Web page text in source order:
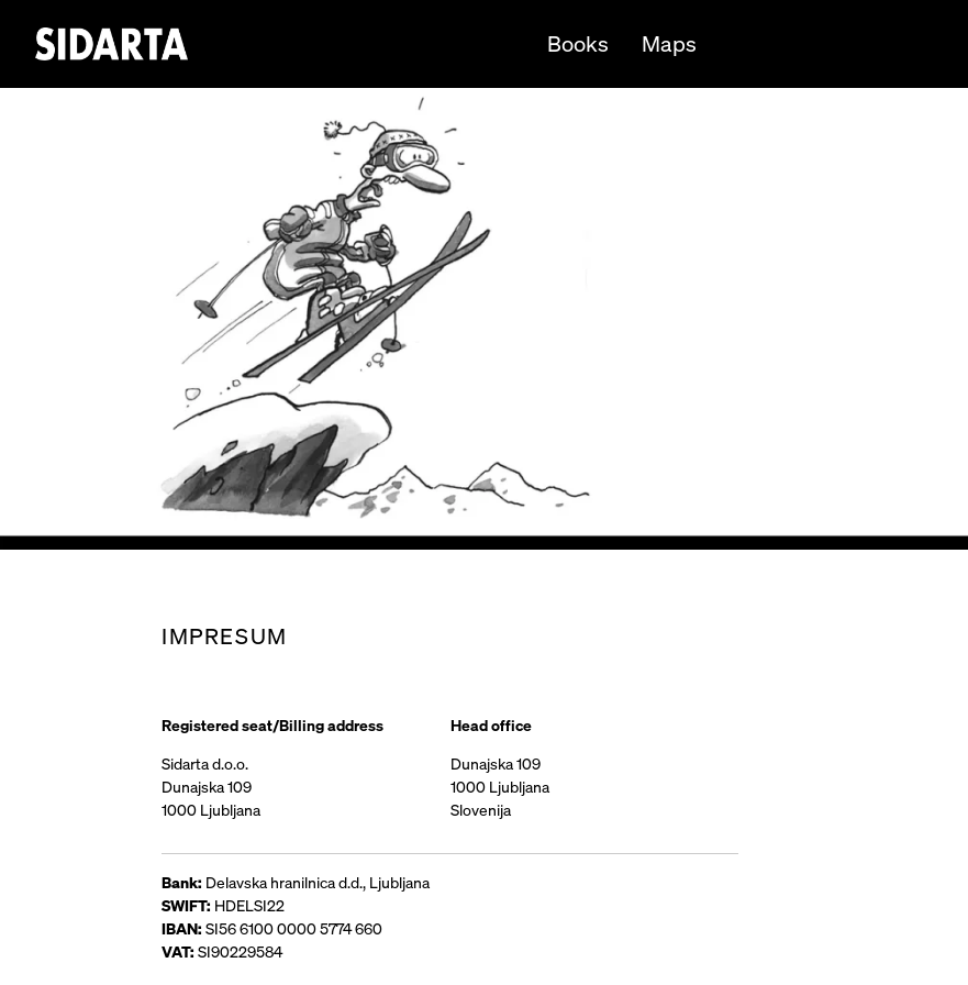
Books Maps
IMPRESUM
Registered seat/Billing address
Sidarta d.o.o.
Dunajska 109
1000 Ljubljana
Head office
Dunajska 109
1000 Ljubljana
Slovenija
Bank: Delavska hranilnica d.d., Ljubljana
SWIFT: HDELSI22
IBAN: SI56 6100 0000 5774 660
VAT: SI90229584